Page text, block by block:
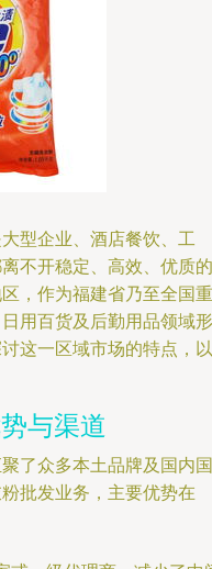
型企业、酒店餐饮、工
不开稳定、高效、优质的
，作为福建省乃至全国重
用百货及后勤用品领域形
这一区域市场的特点，以
与渠道
了众多本土品牌及国内国
批发业务，主要优势在